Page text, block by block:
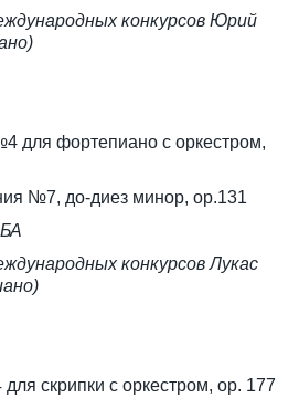
конкурсов Юрий
для фортепиано с оркестром,
№7, до-диез минор, ор.131
конкурсов Лукас
скрипки с оркестром, ор. 177